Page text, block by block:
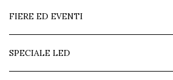
FIERE ED EVENTI
SPECIALE LED